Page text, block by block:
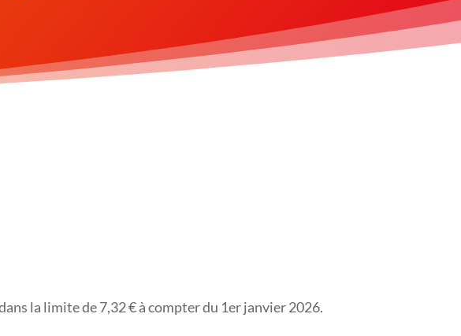
la limite de 7,32 € à compter du 1er janvier 2026.